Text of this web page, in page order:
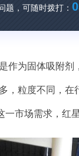
题，可随时拨打：
作为固体吸附
，粒度不同，
一市场需求，红